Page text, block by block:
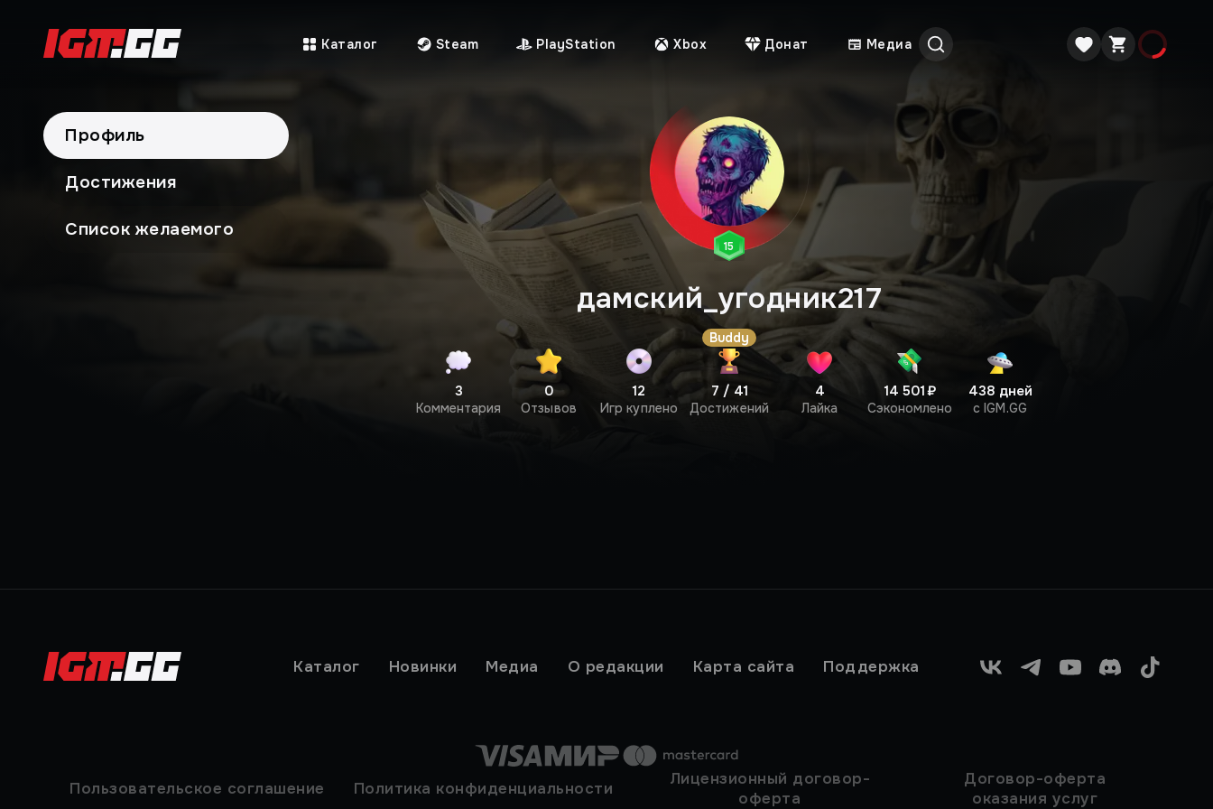
Каталог Steam PlayStation Xbox Донат Медиа
Профиль
Достижения
Список желаемого
15
дамский_угодник217
Buddy
3
Комментария
0
Отзывов
12
Игр куплено
7 / 41
Достижений
4
Лайка
14 501 ₽
Сэкономлено
438 дней
c IGM.GG
Каталог Новинки Медиа О редакции Карта сайта Поддержка VK TelegramYouTubeDiscordTikTok
Пользовательское соглашение Политика конфиденциальности
Лицензионный договор-
оферта
Договор-оферта
оказания услуг